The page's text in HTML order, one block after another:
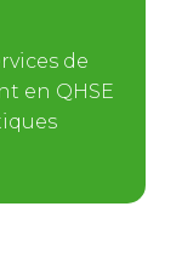
de
en QHSE